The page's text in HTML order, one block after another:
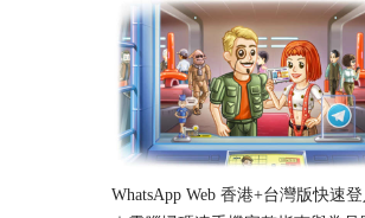
學）
WhatsApp Web 香港+台灣版快速